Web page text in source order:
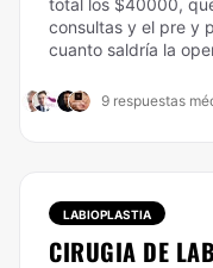
total los $40000,
consultas y el pre y
cuanto saldría la
9 respuestas
LABIOPLASTIA
CIRUGIA DE